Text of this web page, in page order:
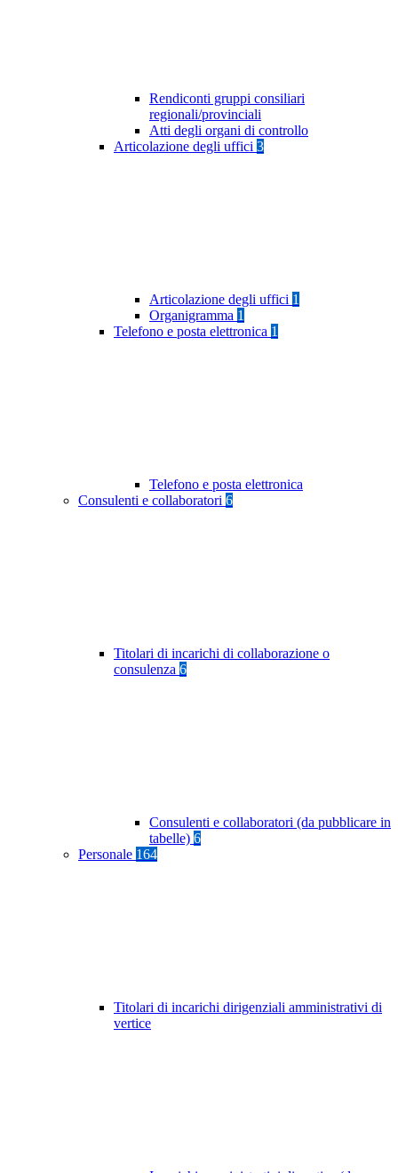
Rendiconti gruppi consiliari
regionali/provinciali
Atti degli organi di controllo
Articolazione degli uffici 3
Articolazione degli uffici 1
Organigramma 1
Telefono e posta elettronica 1
Telefono e posta elettronica
Consulenti e collaboratori 6
Titolari di incarichi di collaborazione o
consulenza 6
Consulenti e collaboratori (da pubblicare in
tabelle) 6
Personale 164
Titolari di incarichi dirigenziali amministrativi di
vertice